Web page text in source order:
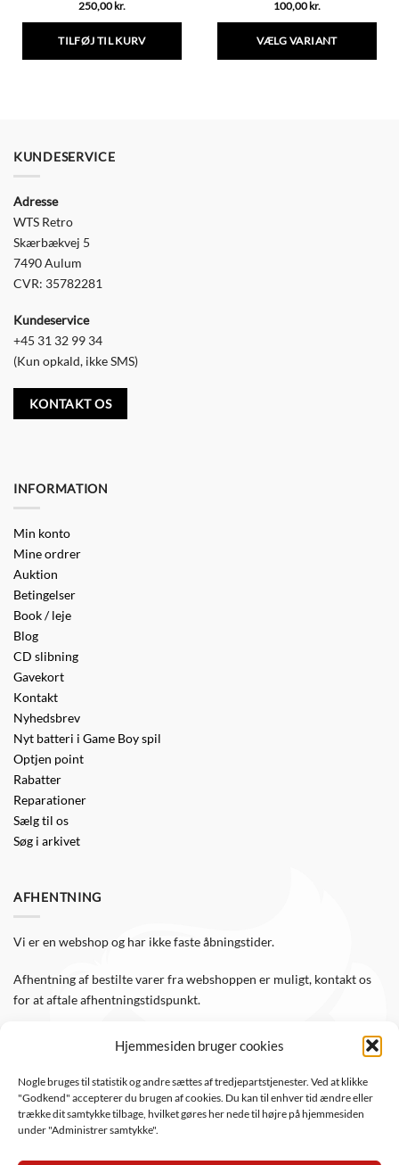
Hjemmesiden bruger cookies
Nogle bruges til statistik og andre sættes af tredjepartstjenester. Ved at klikke
"Godkend" accepterer du brugen af cookies. Du kan til enhver tid ændre eller
trække dit samtykke tilbage, hvilket gøres her nede til højre på hjemmesiden
under "Administrer samtykke".
250,00 kr.
TILFØJ TIL KURV
100,00 kr.
VÆLG VARIANT
KUNDESERVICE
Adresse
WTS Retro
Skærbækvej 5
7490 Aulum
CVR: 35782281
Kundeservice
+45 31 32 99 34
(Kun opkald, ikke SMS)
KONTAKT OS
INFORMATION
Min konto
Mine ordrer
Auktion
Betingelser
Book / leje
Blog
CD slibning
Gavekort
Kontakt
Nyhedsbrev
Nyt batteri i Game Boy spil
Optjen point
Rabatter
Reparationer
Sælg til os
Søg i arkivet
AFHENTNING
Vi er en webshop og har ikke faste åbningstider.
Afhentning af bestilte varer fra webshoppen er muligt, kontakt os
for at aftale afhentningstidspunkt.
Følg WTS Retro på de sociale medier, så er du altid opdateret.